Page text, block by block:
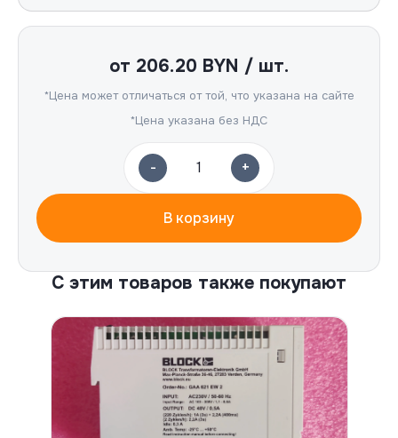
от 206.20 BYN / шт.
*Цена может отличаться от той, что указана на сайте
*Цена указана без НДС
- 1 +
В корзину
С этим товаров также покупают